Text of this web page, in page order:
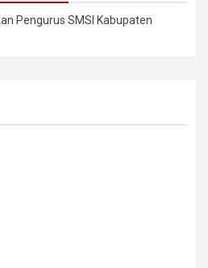
Pengurus SMSI Kabupaten